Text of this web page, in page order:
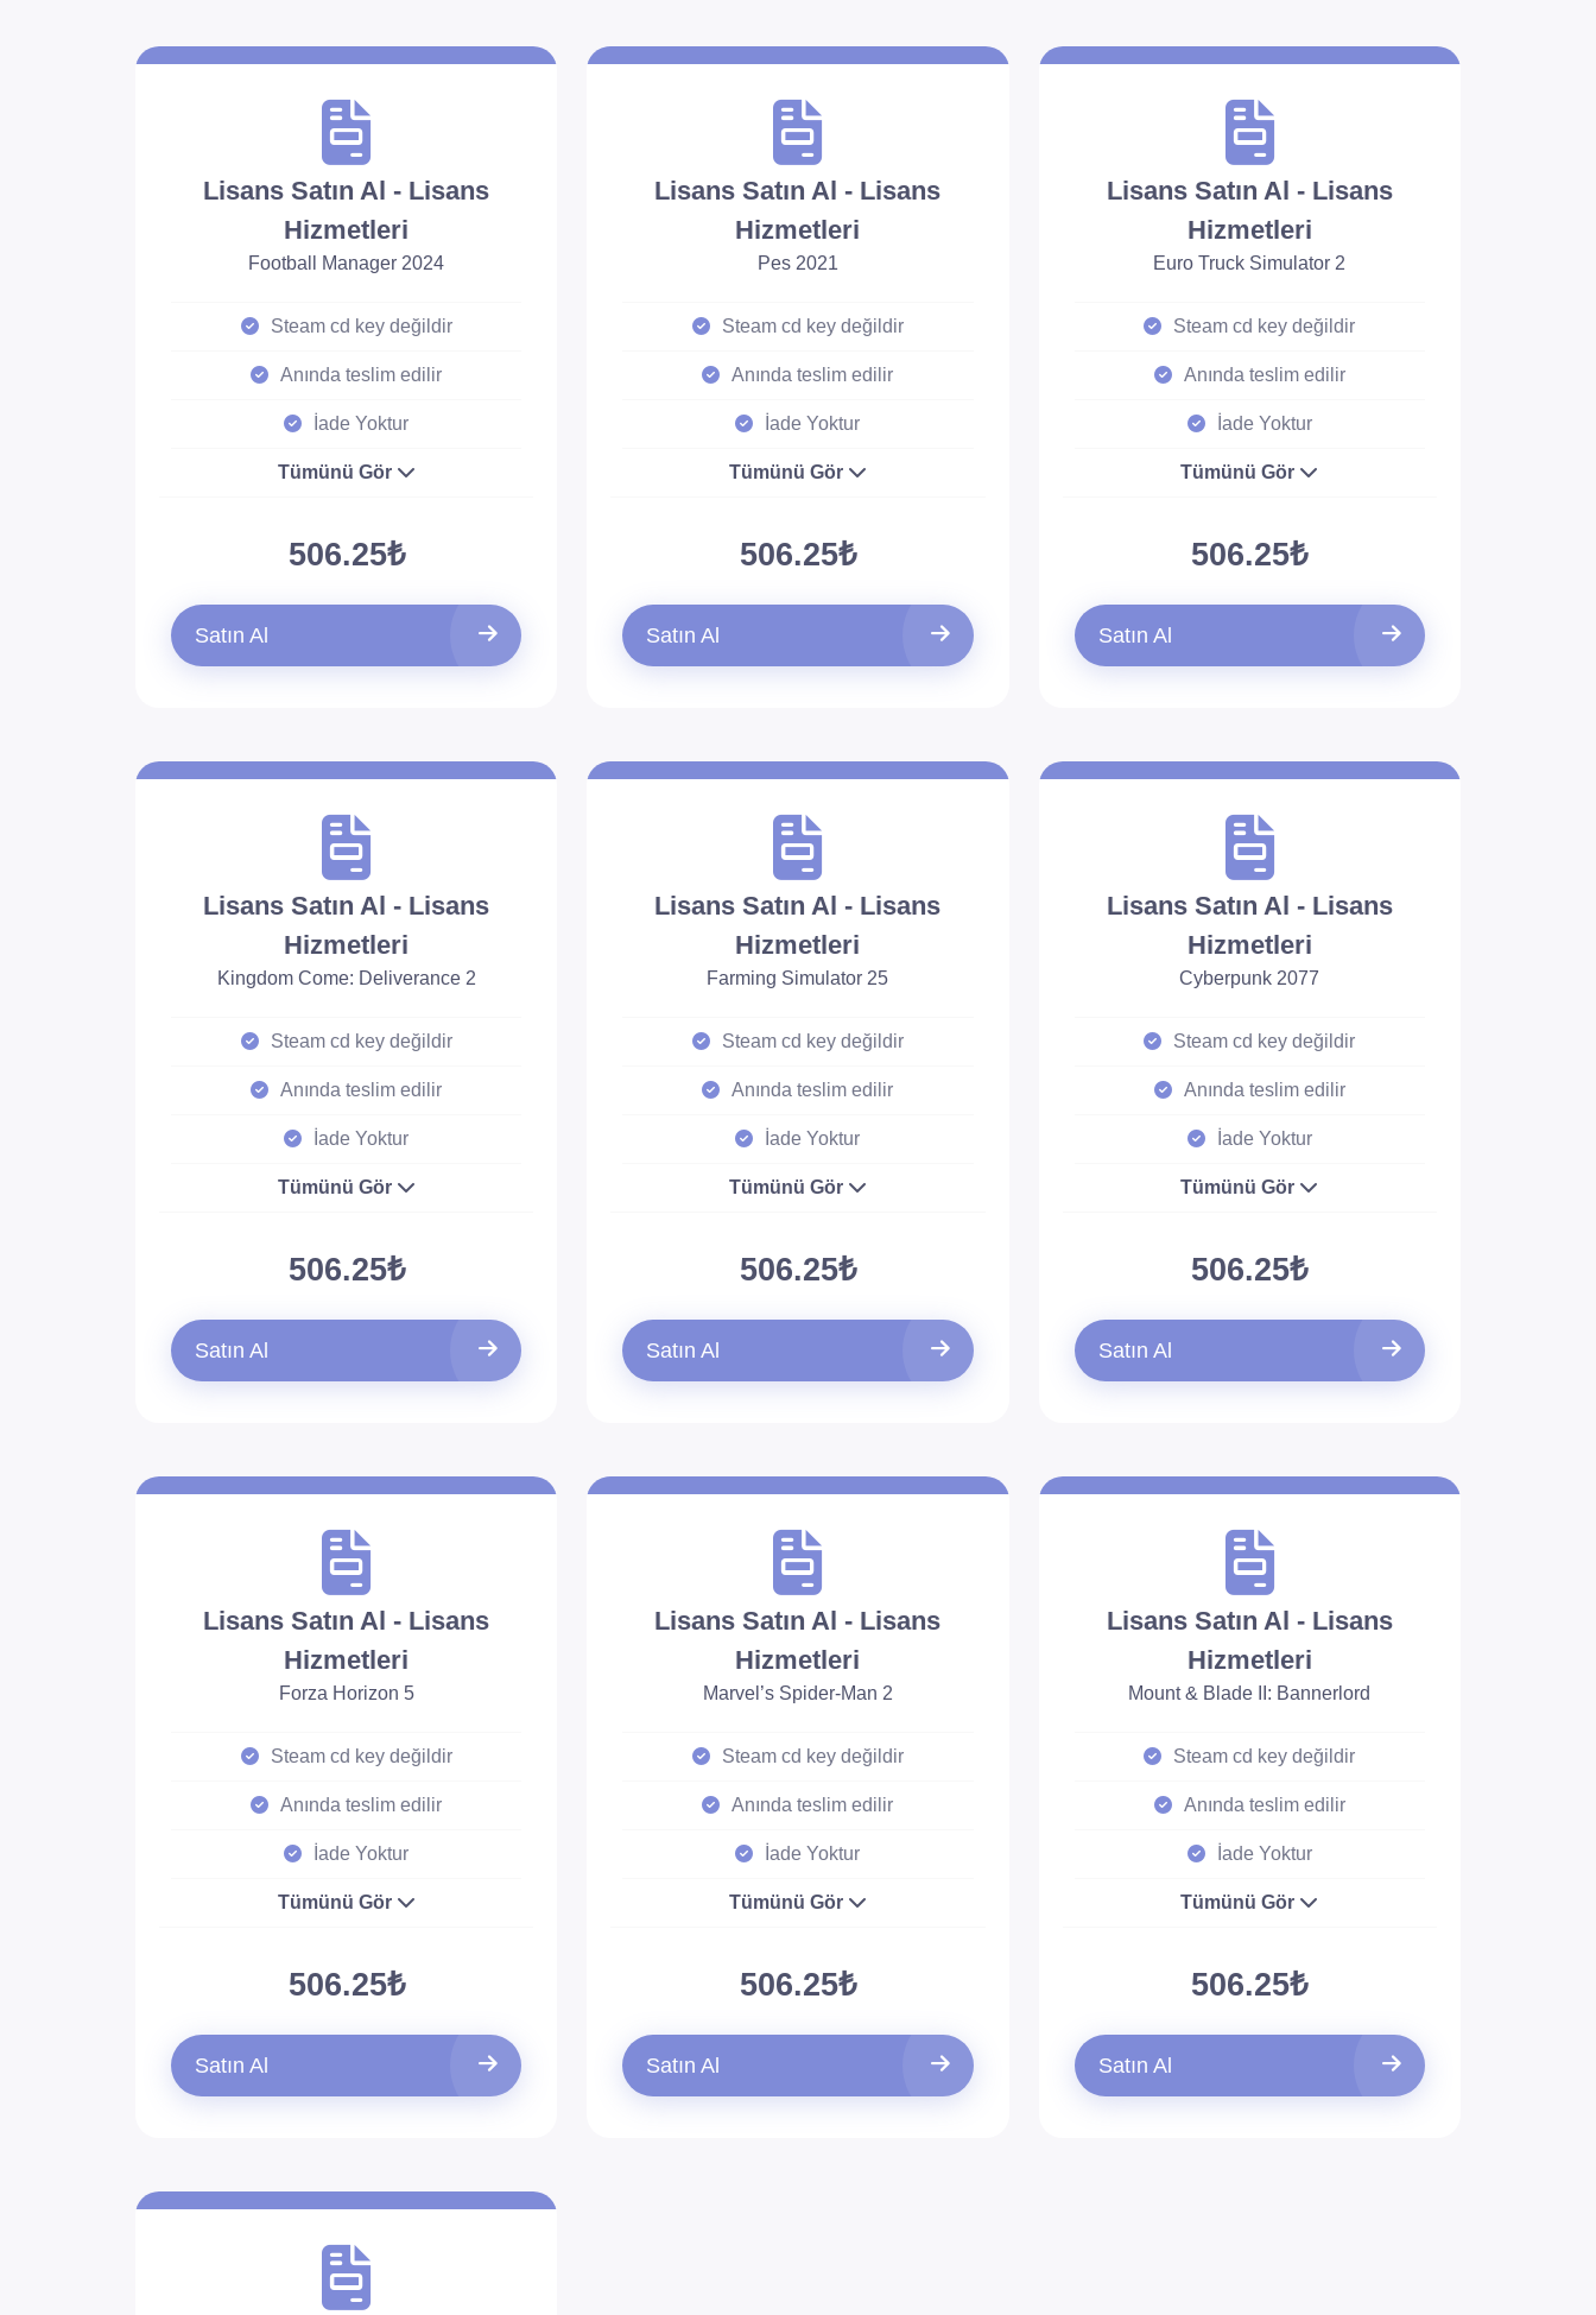
Lisans Satın Al - Lisans
Hizmetleri
Football Manager 2024
Steam cd key değildir
Anında teslim edilir
İade Yoktur
Tümünü Gör
506.25₺
Satın Al
Lisans Satın Al - Lisans
Hizmetleri
Pes 2021
Steam cd key değildir
Anında teslim edilir
İade Yoktur
Tümünü Gör
506.25₺
Satın Al
Lisans Satın Al - Lisans
Hizmetleri
Euro Truck Simulator 2
Steam cd key değildir
Anında teslim edilir
İade Yoktur
Tümünü Gör
506.25₺
Satın Al
Lisans Satın Al - Lisans
Hizmetleri
Kingdom Come: Deliverance 2
Steam cd key değildir
Anında teslim edilir
İade Yoktur
Tümünü Gör
506.25₺
Satın Al
Lisans Satın Al - Lisans
Hizmetleri
Farming Simulator 25
Steam cd key değildir
Anında teslim edilir
İade Yoktur
Tümünü Gör
506.25₺
Satın Al
Lisans Satın Al - Lisans
Hizmetleri
Cyberpunk 2077
Steam cd key değildir
Anında teslim edilir
İade Yoktur
Tümünü Gör
506.25₺
Satın Al
Lisans Satın Al - Lisans
Hizmetleri
Forza Horizon 5
Steam cd key değildir
Anında teslim edilir
İade Yoktur
Tümünü Gör
506.25₺
Satın Al
Lisans Satın Al - Lisans
Hizmetleri
Marvel’s Spider-Man 2
Steam cd key değildir
Anında teslim edilir
İade Yoktur
Tümünü Gör
506.25₺
Satın Al
Lisans Satın Al - Lisans
Hizmetleri
Mount & Blade II: Bannerlord
Steam cd key değildir
Anında teslim edilir
İade Yoktur
Tümünü Gör
506.25₺
Satın Al